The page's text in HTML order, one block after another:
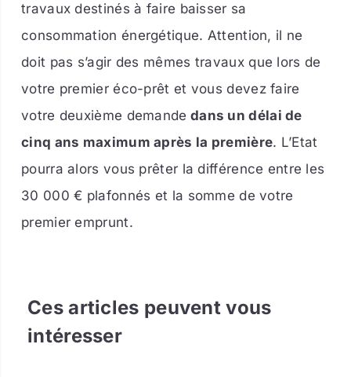
travaux destinés à faire baisser sa
consommation énergétique. Attention, il ne
doit pas s’agir des mêmes travaux que lors de
votre premier éco-prêt et vous devez faire
votre deuxième demande dans un délai de
cinq ans maximum après la première. L’Etat
pourra alors vous prêter la différence entre les
30 000 € plafonnés et la somme de votre
premier emprunt.
Ces articles peuvent vous
intéresser